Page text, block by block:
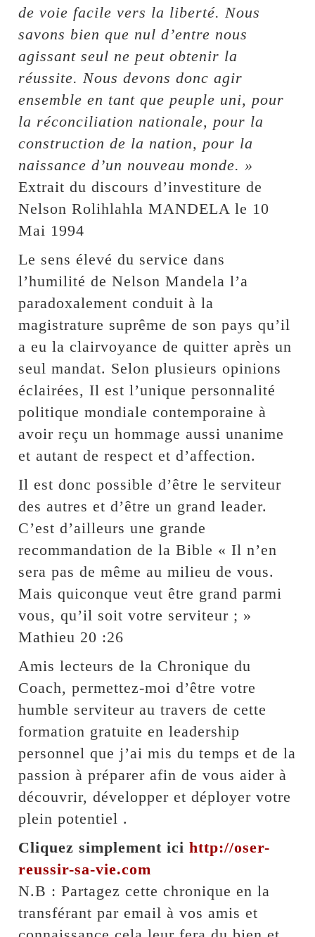
de voie facile vers la liberté. Nous
savons bien que nul d’entre nous
agissant seul ne peut obtenir la
réussite. Nous devons donc agir
ensemble en tant que peuple uni, pour
la réconciliation nationale, pour la
construction de la nation, pour la
naissance d’un nouveau monde. »
Extrait du discours d’investiture de
Nelson Rolihlahla MANDELA le 10
Mai 1994
Le sens élevé du service dans
l’humilité de Nelson Mandela l’a
paradoxalement conduit à la
magistrature suprême de son pays qu’il
a eu la clairvoyance de quitter après un
seul mandat. Selon plusieurs opinions
éclairées, Il est l’unique personnalité
politique mondiale contemporaine à
avoir reçu un hommage aussi unanime
et autant de respect et d’affection.
Il est donc possible d’être le serviteur
des autres et d’être un grand leader.
C’est d’ailleurs une grande
recommandation de la Bible « Il n’en
sera pas de même au milieu de vous.
Mais quiconque veut être grand parmi
vous, qu’il soit votre serviteur ; »
Mathieu 20 :26
Amis lecteurs de la Chronique du
Coach, permettez-moi d’être votre
humble serviteur au travers de cette
formation gratuite en leadership
personnel que j’ai mis du temps et de la
passion à préparer afin de vous aider à
découvrir, développer et déployer votre
plein potentiel .
Cliquez simplement icihttp://oser-
reussir-sa-vie.com
N.B : Partagez cette chronique en la
transférant par email à vos amis et